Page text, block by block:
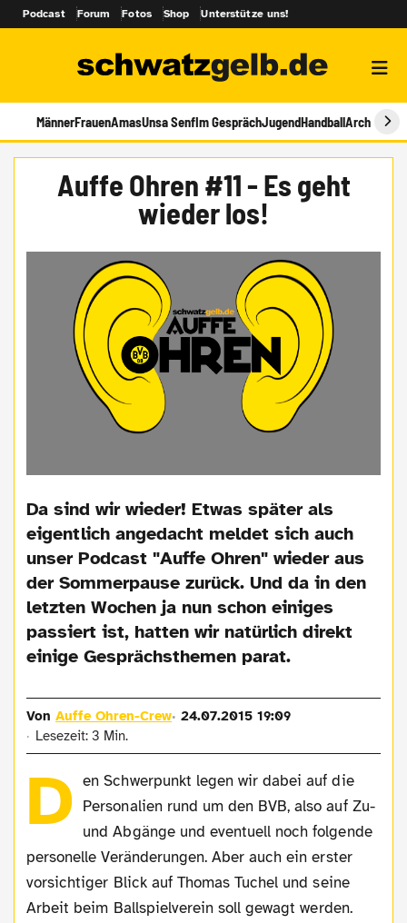
Podcast Forum Fotos Shop Unterstütze uns!
MännerFrauenAmasUnsa SenfIm GesprächJugendHandballArchiv
Auffe Ohren #11 - Es geht
wieder los!
Da sind wir wieder! Etwas später als
eigentlich angedacht meldet sich auch
unser Podcast "Auffe Ohren" wieder aus
der Sommerpause zurück. Und da in den
letzten Wochen ja nun schon einiges
passiert ist, hatten wir natürlich direkt
einige Gesprächsthemen parat.
VonAuffe Ohren-Crew 24.07.2015 19:09
Lesezeit: 3 Min.
D en Schwerpunkt legen wir dabei auf die
Personalien rund um den BVB, also auf Zu-
und Abgänge und eventuell noch folgende
personelle Veränderungen. Aber auch ein erster
vorsichtiger Blick auf Thomas Tuchel und seine
Arbeit beim Ballspielverein soll gewagt werden.